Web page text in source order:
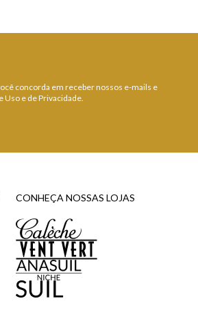
concorda em receber nossos e-mails e
Uso e de Privacidade.
CONHEÇA NOSSAS LOJAS